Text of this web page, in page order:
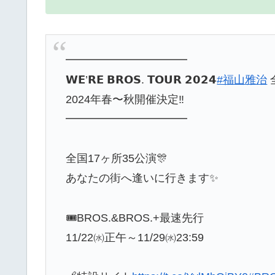
━━━━━━━━━━━
𝗪𝗘’𝗥𝗘 𝗕𝗥𝗢𝗦. 𝗧𝗢𝗨𝗥 𝟮𝟬𝟮𝟰#福山雅治
2024年春〜秋開催決定‼️
━━━━━━━━━━━
全国17ヶ所35公演🎊
あなたの街へ逢いに行きます✨
🎟BROS.&BROS.+最速先行
11/22㈬正午～11/29㈬23:59